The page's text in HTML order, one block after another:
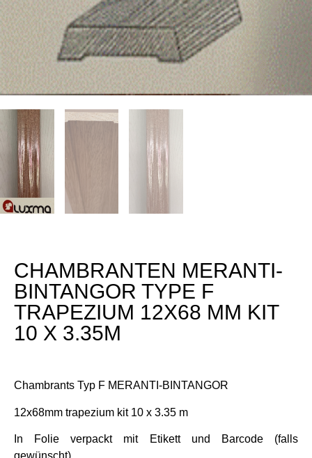
CHAMBRANTEN MERANTI-
BINTANGOR TYPE F
TRAPEZIUM 12X68 MM KIT
10 X 3.35M
Chambrants Typ F MERANTI-BINTANGOR
12x68mm trapezium kit 10 x 3.35 m
In Folie verpackt mit Etikett und Barcode (falls
gewünscht)